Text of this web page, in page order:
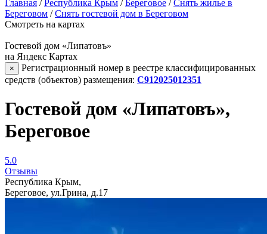
Главная /Республика Крым /Береговое /Снять жилье в
Береговом /Снять гостевой дом в Береговом
Смотреть на картах
Гостевой дом «Липатовъ»
на Яндекс Картах
×
Регистрационный номер в реестре классифицированных
средств (объектов) размещения: С912025012351
Гостевой дом «Липатовъ»,
Береговое
5.0
Отзывы
Республика Крым,
Береговое, ул.Грина, д.17